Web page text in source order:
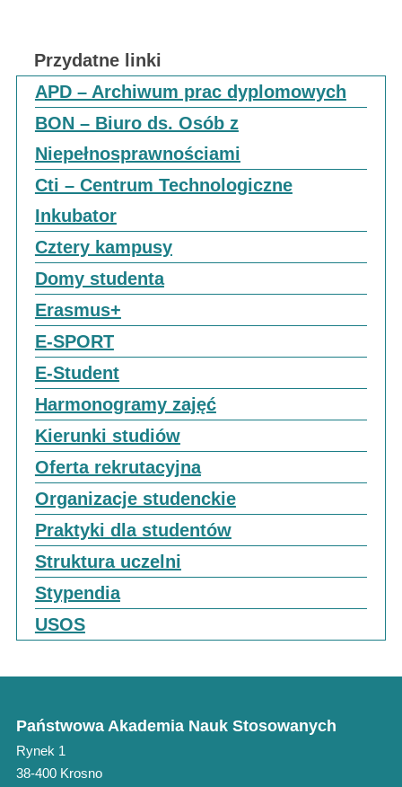
Przydatne linki
APD – Archiwum prac dyplomowych
BON – Biuro ds. Osób z
Niepełnosprawnościami
Cti – Centrum Technologiczne
Inkubator
Cztery kampusy
Domy studenta
Erasmus+
E-SPORT
E-Student
Harmonogramy zajęć
Kierunki studiów
Oferta rekrutacyjna
Organizacje studenckie
Praktyki dla studentów
Struktura uczelni
Stypendia
USOS
Państwowa Akademia Nauk Stosowanych
Rynek 1
38-400 Krosno